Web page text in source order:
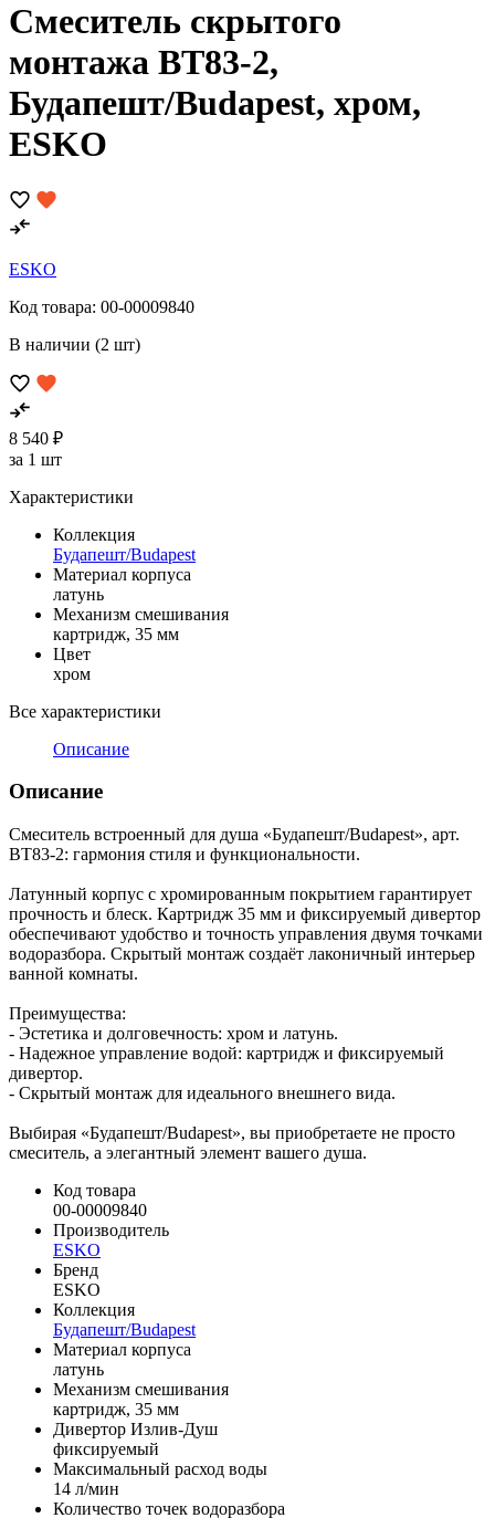
Смеситель скрытого
монтажа BT83-2,
Будапешт/Budapest, хром,
ESKO
ESKO
Код товара: 00-00009840
В наличии (2 шт)
8 540 ₽
за 1 шт
Характеристики
Коллекция
Будапешт/Budapest
Материал корпуса
латунь
Механизм смешивания
картридж, 35 мм
Цвет
хром
Все характеристики
Описание
Описание
Смеситель встроенный для душа «Будапешт/Budapest», арт.
BT83-2: гармония стиля и функциональности.
Латунный корпус с хромированным покрытием гарантирует
прочность и блеск. Картридж 35 мм и фиксируемый дивертор
обеспечивают удобство и точность управления двумя точками
водоразбора. Скрытый монтаж создаёт лаконичный интерьер
ванной комнаты.
Преимущества:
- Эстетика и долговечность: хром и латунь.
- Надежное управление водой: картридж и фиксируемый
дивертор.
- Скрытый монтаж для идеального внешнего вида.
Выбирая «Будапешт/Budapest», вы приобретаете не просто
смеситель, а элегантный элемент вашего душа.
Код товара
00-00009840
Производитель
ESKO
Бренд
ESKO
Коллекция
Будапешт/Budapest
Материал корпуса
латунь
Механизм смешивания
картридж, 35 мм
Дивертор Излив-Душ
фиксируемый
Максимальный расход воды
14 л/мин
Количество точек водоразбора